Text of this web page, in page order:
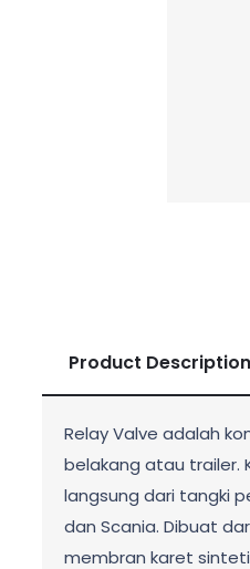
Product Description
Relay Valve adalah
belakang atau trailer.
langsung dari tangki
dan Scania. Dibuat
membran karet